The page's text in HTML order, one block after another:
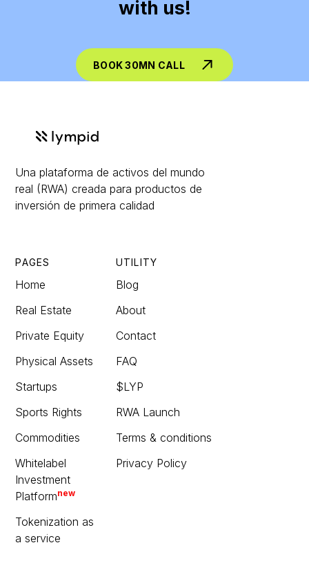
with us!
BOOK 30MN CALL
Una plataforma de activos del mundo
real (RWA) creada para productos de
inversión de primera calidad
PAGES
Home
Real Estate
Private Equity
Physical Assets
Startups
Sports Rights
Commodities
Whitelabel
Investment
Platformnew
Tokenization as
a service
UTILITY
Blog
About
Contact
FAQ
$LYP
RWA Launch
Terms & conditions
Privacy Policy